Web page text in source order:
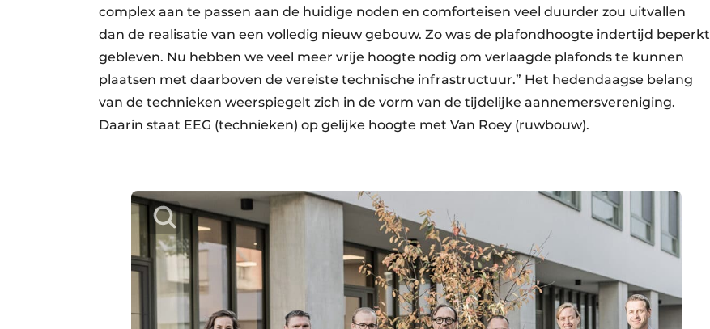
complex aan te passen aan de huidige noden en comforteisen veel duurder zou uitvallen
dan de realisatie van een volledig nieuw gebouw. Zo was de plafondhoogte indertijd beperkt
gebleven. Nu hebben we veel meer vrije hoogte nodig om verlaagde plafonds te kunnen
plaatsen met daarboven de vereiste technische infrastructuur.” Het hedendaagse belang
van de technieken weerspiegelt zich in de vorm van de tijdelijke aannemersvereniging.
Daarin staat EEG (technieken) op gelijke hoogte met Van Roey (ruwbouw).